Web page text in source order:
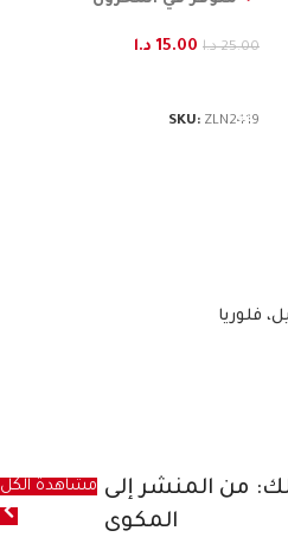
25.00 د.ا 15.00 د.ا
SKU: ZLN2419
من المنشر إلى
المكوى
مشاهدة الكل